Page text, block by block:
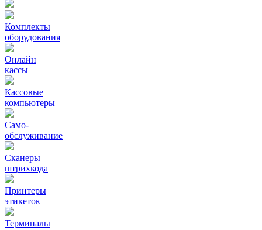
Комплекты
оборудования
Онлайн
кассы
Кассовые
компьютеры
Само-
обслуживание
Сканеры
штрихкода
Принтеры
этикеток
Терминалы